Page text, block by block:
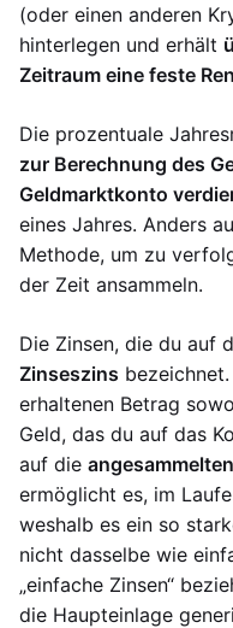
(oder einen anderen
hinterlegen und erhält
Zeitraum eine feste
Die prozentuale
zur Berechnung des
Geldmarktkonto
eines Jahres. Anders
Methode, um zu
der Zeit ansammeln.
Die Zinsen, die du auf
Zinseszins
erhaltenen Betrag
Geld, das du auf das
auf die
ermöglicht es, im
weshalb es ein so
nicht dasselbe wie
„einfache Zinsen“
die Haupteinlage